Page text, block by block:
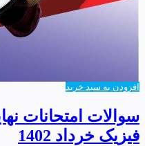
افزودن به سبد خرید
سوالات امتحانات
فیزیک خرداد 1402